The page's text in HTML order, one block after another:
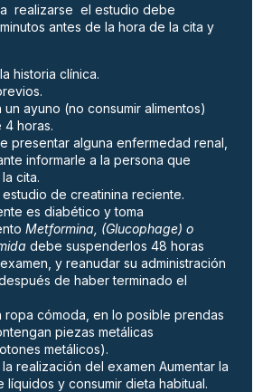
realizarse el estudio debe
antes de la hora de la cita y
historia clínica.
un ayuno (no consumir alimentos)
4 horas.
presentar alguna enfermedad renal,
informarle a la persona que
cita.
de creatinina reciente.
es diabético y toma
Metformina, (Glucophage) o
debe suspenderlos 48 horas
y reanudar su administración
de haber terminado el
ropa cómoda, en lo posible prendas
piezas metálicas
metálicos).
realización del examen Aumentar la
líquidos y consumir dieta habitual.